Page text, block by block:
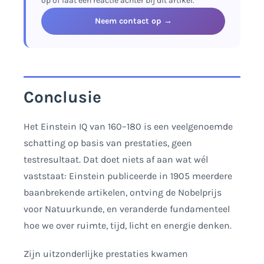
geeft een eerste indicatie, maar
vervangt geen professioneel
Neem contact op →
Conclusie
Het Einstein IQ van 160–180 is een veelgenoemde
schatting op basis van prestaties, geen
testresultaat. Dat doet niets af aan wat wél
vaststaat: Einstein publiceerde in 1905 meerdere
baanbrekende artikelen, ontving de Nobelprijs
voor Natuurkunde, en veranderde fundamenteel
hoe we over ruimte, tijd, licht en energie denken.
Zijn uitzonderlijke prestaties kwamen